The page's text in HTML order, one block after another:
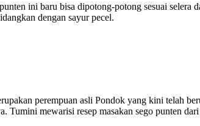
ini baru bisa dipotong-potong sesuai selera
dengan sayur pecel.
perempuan asli Pondok yang kini telah
Tumini mewarisi resep masakan sego punten